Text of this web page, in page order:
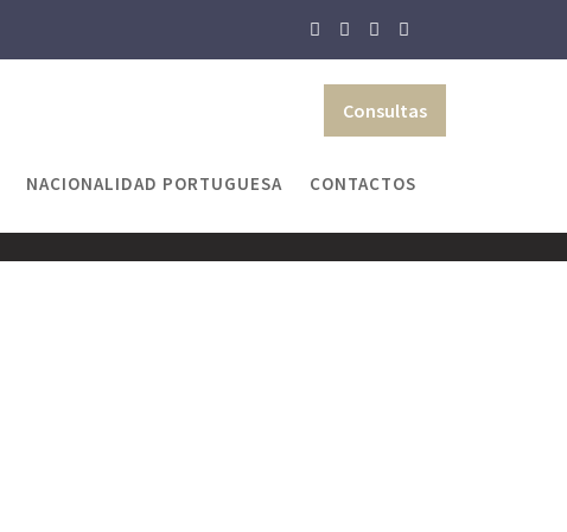
Consultas
NACIONALIDAD PORTUGUESA CONTACTOS